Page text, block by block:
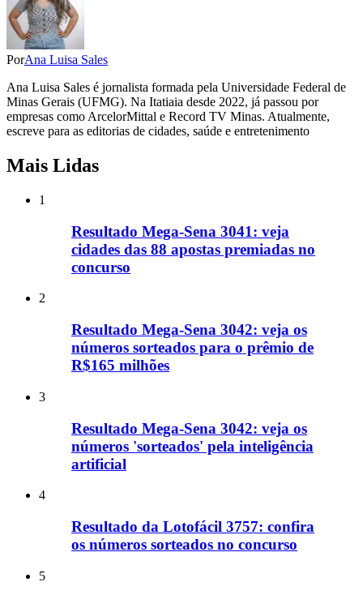
PorAna Luisa Sales
Ana Luisa Sales é jornalista formada pela Universidade Federal de
Minas Gerais (UFMG). Na Itatiaia desde 2022, já passou por
empresas como ArcelorMittal e Record TV Minas. Atualmente,
escreve para as editorias de cidades, saúde e entretenimento
Mais Lidas
1
Resultado Mega-Sena 3041: veja
cidades das 88 apostas premiadas no
concurso
2
Resultado Mega-Sena 3042: veja os
números sorteados para o prêmio de
R$165 milhões
3
Resultado Mega-Sena 3042: veja os
números 'sorteados' pela inteligência
artificial
4
Resultado da Lotofácil 3757: confira
os números sorteados no concurso
5